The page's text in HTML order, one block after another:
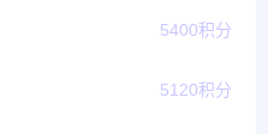
5400积分
5120积分